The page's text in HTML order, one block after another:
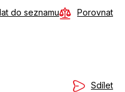
do seznamu Porovnat
Sdílet